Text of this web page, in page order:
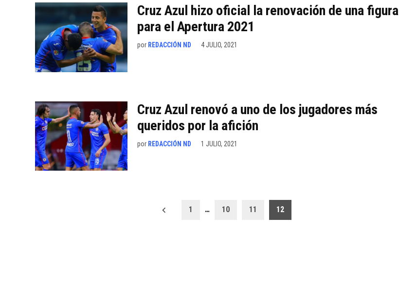
Cruz Azul hizo oficial la renovación de una figura
para el Apertura 2021
por REDACCIÓN ND 4 JULIO, 2021
Cruz Azul renovó a uno de los jugadores más
queridos por la afición
por REDACCIÓN ND 1 JULIO, 2021
1 … 10 11 12